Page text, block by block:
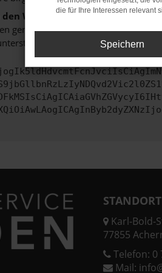
den Webseitenbetreiber.
genannten Schritte versucht hast,
Karl-Bold-
77855
Telefon: 0
Mail:
die für Ihre Interessen relevant
Speichern